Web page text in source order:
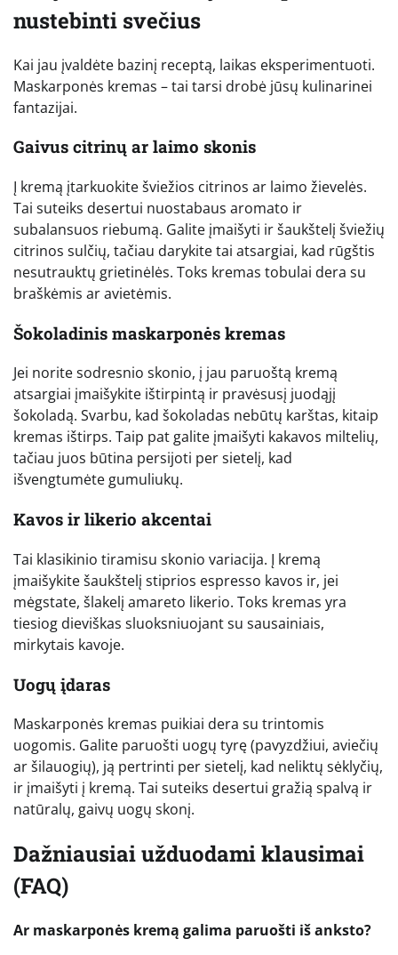
nustebinti svečius
Kai jau įvaldėte bazinį receptą, laikas eksperimentuoti.
Maskarponės kremas – tai tarsi drobė jūsų kulinarinei
fantazijai.
Gaivus citrinų ar laimo skonis
Į kremą įtarkuokite šviežios citrinos ar laimo žievelės.
Tai suteiks desertui nuostabaus aromato ir
subalansuos riebumą. Galite įmaišyti ir šaukštelį šviežių
citrinos sulčių, tačiau darykite tai atsargiai, kad rūgštis
nesutrauktų grietinėlės. Toks kremas tobulai dera su
braškėmis ar avietėmis.
Šokoladinis maskarponės kremas
Jei norite sodresnio skonio, į jau paruoštą kremą
atsargiai įmaišykite ištirpintą ir pravėsusį juodąjį
šokoladą. Svarbu, kad šokoladas nebūtų karštas, kitaip
kremas ištirps. Taip pat galite įmaišyti kakavos miltelių,
tačiau juos būtina persijoti per sietelį, kad
išvengtumėte gumuliukų.
Kavos ir likerio akcentai
Tai klasikinio tiramisu skonio variacija. Į kremą
įmaišykite šaukštelį stiprios espresso kavos ir, jei
mėgstate, šlakelį amareto likerio. Toks kremas yra
tiesiog dieviškas sluoksniuojant su sausainiais,
mirkytais kavoje.
Uogų įdaras
Maskarponės kremas puikiai dera su trintomis
uogomis. Galite paruošti uogų tyrę (pavyzdžiui, aviečių
ar šilauogių), ją pertrinti per sietelį, kad neliktų sėklyčių,
ir įmaišyti į kremą. Tai suteiks desertui gražią spalvą ir
natūralų, gaivų uogų skonį.
Dažniausiai užduodami klausimai
(FAQ)
Ar maskarponės kremą galima paruošti iš anksto?